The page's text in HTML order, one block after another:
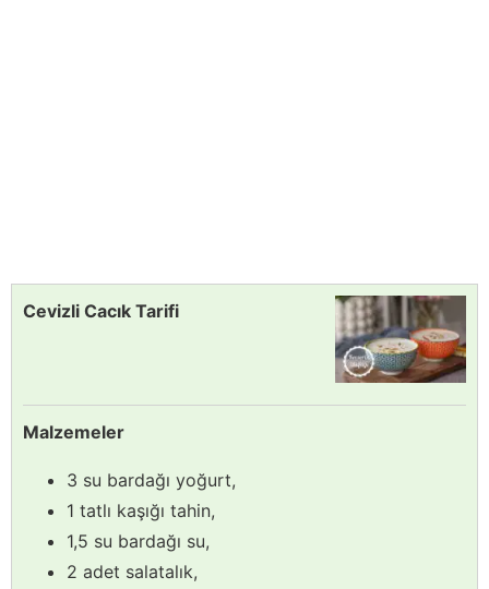
Cevizli Cacık Tarifi
Malzemeler
3 su bardağı yoğurt,
1 tatlı kaşığı tahin,
1,5 su bardağı su,
2 adet salatalık,